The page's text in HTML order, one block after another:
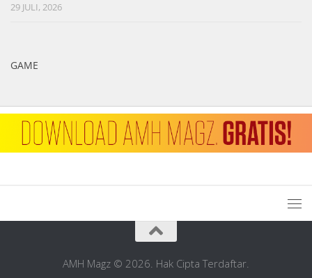
29 JULI, 2026
GAME
AMH Magz © 2026. Hak Cipta Terdaftar.